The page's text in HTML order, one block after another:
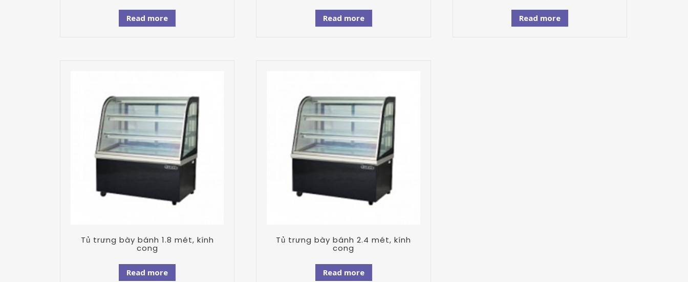
Read more Read more Read more
Tủ trưng bày bánh 1.8 mét, kính
cong
Read more
Tủ trưng bày bánh 2.4 mét, kính
cong
Read more